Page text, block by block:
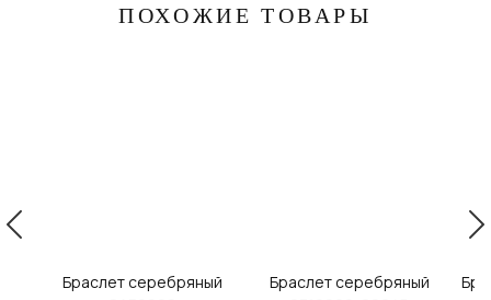
ПОХОЖИЕ ТОВАРЫ
Браслет серебряный
Браслет серебряный